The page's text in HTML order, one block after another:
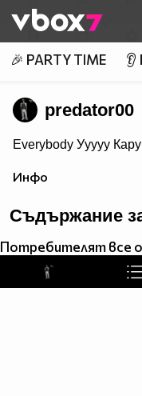
👾
🎉 PARTY TIME
predator00
Everybody Ууууу
Инфо
Съдържание
Потребителят все